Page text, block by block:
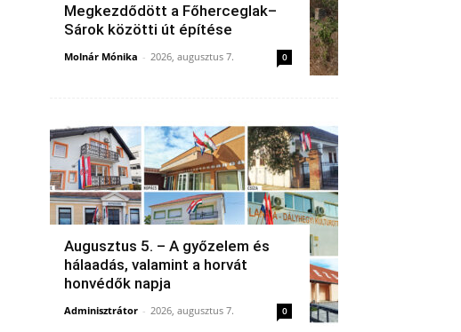
Megkezdődött a Főherceglak–
Sárok közötti út építése
Molnár Mónika - 2026, augusztus 7. 0
Augusztus 5. – A győzelem és
hálaadás, valamint a horvát
honvédők napja
Adminisztrátor - 2026, augusztus 7. 0